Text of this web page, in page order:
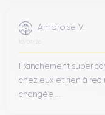
Ambroise V.
10/07/26
Franchement super
chez eux et rien à
changée ...